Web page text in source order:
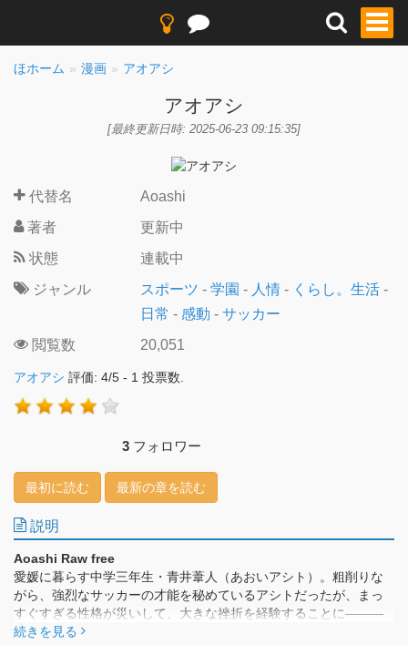
ほホーム 漫画 アオアシ
アオアシ
[最終更新日時: 2025-06-23 09:15:35]
代替名
Aoashi
著者
更新中
状態
連載中
ジャンル
スポーツ -学園 - 人情 - くらし。生活 -
日常 -感動 -サッカー
閲覧数
20,051
アオアシ 評価: 4/5 - 1 投票数.
3 フォロワー
最初に読む 最新の章を読む
説明
Aoashi Raw free
愛媛に暮らす中学三年生・青井葦人（あおいアシト）。粗削りな
がら、強烈なサッカーの才能を秘めているアシトだったが、まっ
すぐすぎる性格が災いして、大きな挫折を経験することに―――
そんなアシトの前に、東京にある強豪Ｊクラブ「東京シティ・エ
続きを見る